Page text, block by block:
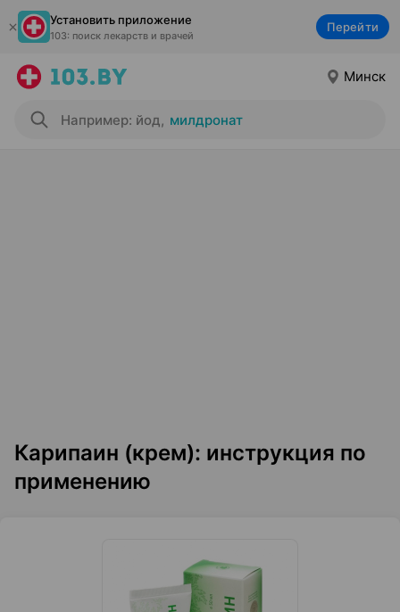
Установить приложение
103: поиск лекарств и врачей
Перейти
Минск
Например: йод, милдронат
Карипаин (крем): инструкция по
применению